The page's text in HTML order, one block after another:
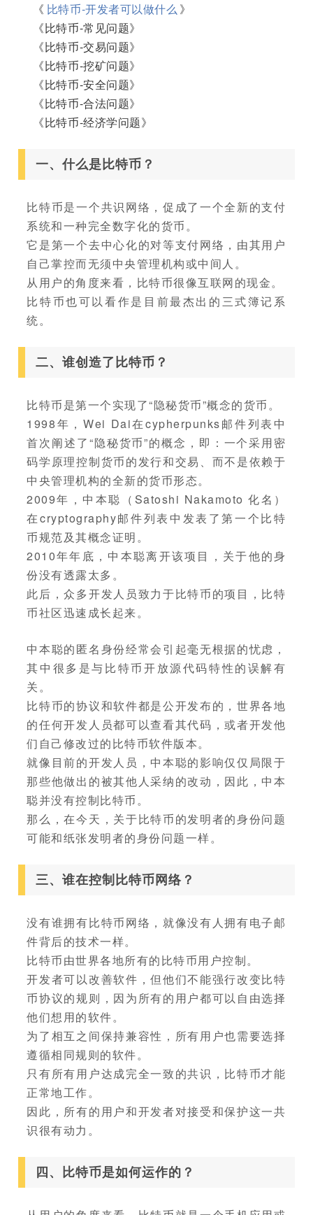
《 比特币-开发者可以做什么 》
《比特币-常见问题》
《比特币-交易问题》
《比特币-挖矿问题》
《比特币-安全问题》
《比特币-合法问题》
《比特币-经济学问题》
一、什么是比特币？
比特币是一个共识网络，促成了一个全新的支付
系统和一种完全数字化的货币。
它是第一个去中心化的对等支付网络，由其用户
自己掌控而无须中央管理机构或中间人。
从用户的角度来看，比特币很像互联网的现金。
比特币也可以看作是目前最杰出的三式簿记系
统。
二、谁创造了比特币？
比特币是第一个实现了“隐秘货币”概念的货币。
1998年，Wei Dai在cypherpunks邮件列表中
首次阐述了“隐秘货币”的概念，即：一个采用密
码学原理控制货币的发行和交易、而不是依赖于
中央管理机构的全新的货币形态。
2009年，中本聪（Satoshi Nakamoto 化名）
在cryptography邮件列表中发表了第一个比特
币规范及其概念证明。
2010年年底，中本聪离开该项目，关于他的身
份没有透露太多。
此后，众多开发人员致力于比特币的项目，比特
币社区迅速成长起来。
中本聪的匿名身份经常会引起毫无根据的忧虑，
其中很多是与比特币开放源代码特性的误解有
关。
比特币的协议和软件都是公开发布的，世界各地
的任何开发人员都可以查看其代码，或者开发他
们自己修改过的比特币软件版本。
就像目前的开发人员，中本聪的影响仅仅局限于
那些他做出的被其他人采纳的改动，因此，中本
聪并没有控制比特币。
那么，在今天，关于比特币的发明者的身份问题
可能和纸张发明者的身份问题一样。
三、谁在控制比特币网络？
没有谁拥有比特币网络，就像没有人拥有电子邮
件背后的技术一样。
比特币由世界各地所有的比特币用户控制。
开发者可以改善软件，但他们不能强行改变比特
币协议的规则，因为所有的用户都可以自由选择
他们想用的软件。
为了相互之间保持兼容性，所有用户也需要选择
遵循相同规则的软件。
只有所有用户达成完全一致的共识，比特币才能
正常地工作。
因此，所有的用户和开发者对接受和保护这一共
识很有动力。
四、比特币是如何运作的？